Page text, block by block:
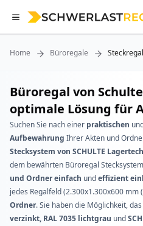
Home Büroregale
Büroregal von
optimale Lösung für
Suchen Sie nach einer praktischen
Aufbewahrung Ihrer Akten und
Stecksystem von SCHULTE
dem bewährten Büroregal
und Ordner einfach undeffizient
jedes Regalfeld (2.300x1.300x600 mm
Ordner. Sie haben die Möglichkeit,
verzinkt, RAL 7035 lichtgrau und